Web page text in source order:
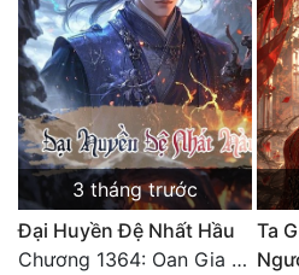
Xuyên Không
Xuyên Nhanh
Xuyên Sách
Xuyên Thư
Điền Văn
Đô Thị
3 tháng trước
Đại Huyền Đệ Nhất Hầu
Chương 1364: Oan Gia Ngõ Hẹp
Ta